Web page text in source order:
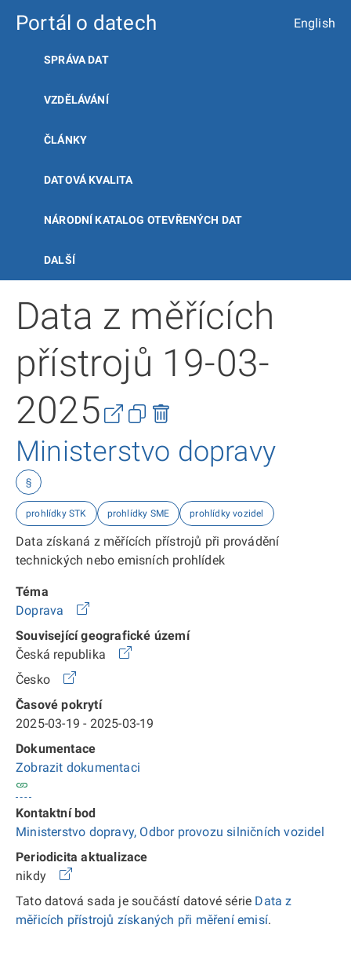
Portál o datech English
SPRÁVA DAT
VZDĚLÁVÁNÍ
ČLÁNKY
DATOVÁ KVALITA
NÁRODNÍ KATALOG OTEVŘENÝCH DAT
DALŠÍ
Data z měřících
přístrojů 19-03-
2025
Ministerstvo dopravy
§
prohlídky STK prohlídky SME prohlídky vozidel
Data získaná z měřících přístrojů při provádění
technických nebo emisních prohlídek
Téma
Doprava
Související geografické území
Česká republika
Česko
Časové pokrytí
2025-03-19 - 2025-03-19
Dokumentace
Zobrazit dokumentaci
Kontaktní bod
Ministerstvo dopravy, Odbor provozu silničních vozidel
Periodicita aktualizace
nikdy
Tato datová sada je součástí datové série Data z
měřicích přístrojů získaných při měření emisí.